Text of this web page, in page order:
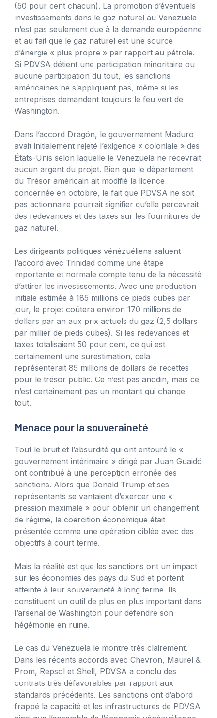
(50 pour cent chacun). La promotion d’éventuels
investissements dans le gaz naturel au Venezuela
n’est pas seulement due à la demande européenne
et au fait que le gaz naturel est une source
d’énergie « plus propre » par rapport au pétrole.
Si PDVSA détient une participation minoritaire ou
aucune participation du tout, les sanctions
américaines ne s’appliquent pas, même si les
entreprises demandent toujours le feu vert de
Washington.
Dans l’accord Dragón, le gouvernement Maduro
avait initialement rejeté l’exigence « coloniale » des
États-Unis selon laquelle le Venezuela ne recevrait
aucun argent du projet. Bien que le département
du Trésor américain ait modifié la licence
concernée en octobre, le fait que PDVSA ne soit
pas actionnaire pourrait signifier qu’elle percevrait
des redevances et des taxes sur les fournitures de
gaz naturel.
Les dirigeants politiques vénézuéliens saluent
l’accord avec Trinidad comme une étape
importante et normale compte tenu de la nécessité
d’attirer les investissements. Avec une production
initiale estimée à 185 millions de pieds cubes par
jour, le projet coûtera environ 170 millions de
dollars par an aux prix actuels du gaz (2,5 dollars
par millier de pieds cubes). Si les redevances et
taxes totalisaient 50 pour cent, ce qui est
certainement une surestimation, cela
représenterait 85 millions de dollars de recettes
pour le trésor public. Ce n’est pas anodin, mais ce
n’est certainement pas un montant qui change
tout.
Menace pour la souveraineté
Tout le bruit et l’absurdité qui ont entouré le «
gouvernement intérimaire » dirigé par Juan Guaidó
ont contribué à une perception erronée des
sanctions. Alors que Donald Trump et ses
représentants se vantaient d’exercer une «
pression maximale » pour obtenir un changement
de régime, la coercition économique était
présentée comme une opération ciblée avec des
objectifs à court terme.
Mais la réalité est que les sanctions ont un impact
sur les économies des pays du Sud et portent
atteinte à leur souveraineté à long terme. Ils
constituent un outil de plus en plus important dans
l’arsenal de Washington pour défendre son
hégémonie en ruine.
Le cas du Venezuela le montre très clairement.
Dans les récents accords avec Chevron, Maurel &
Prom, Repsol et Shell, PDVSA a conclu des
contrats très défavorables par rapport aux
standards précédents. Les sanctions ont d’abord
frappé la capacité et les infrastructures de PDVSA